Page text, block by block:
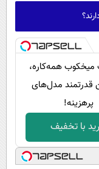
میخکوب همه‌کاره،
قدرتمند مدل‌های
پرهزینه!
با تخفیف